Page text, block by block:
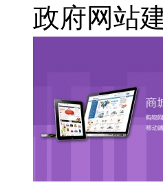
政府网站